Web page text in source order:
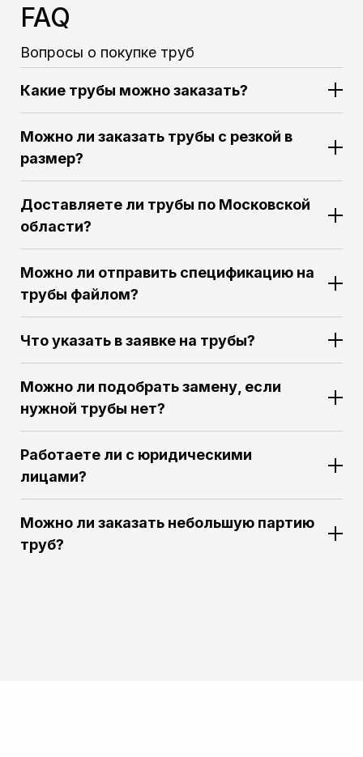
FAQ
Вопросы о покупке труб
Какие трубы можно заказать?
Можно ли заказать трубы с резкой в
размер?
Доставляете ли трубы по Московской
области?
Можно ли отправить спецификацию на
трубы файлом?
Что указать в заявке на трубы?
Можно ли подобрать замену, если
нужной трубы нет?
Работаете ли с юридическими
лицами?
Можно ли заказать небольшую партию
труб?